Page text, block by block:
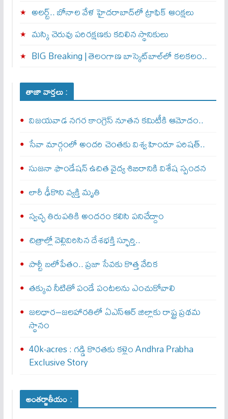
అలర్ట్‌.. బోనాల వేళ హైదరాబాద్‌లో ట్రాఫిక్‌ ఆంక్షలు
మస్కి చెరువు పరిరక్షణకు కదిలిన స్థానికులు
BIG Breaking | తెలంగాణ బాస్కెట్‌బాల్‌లో కలకలం..
తాజా వార్తలు :
విజయవాడ నగర కాంగ్రెస్ నూతన కమిటీకి ఆమోదం..
సేవా మార్గంలో అందరి చెంతకు విశ్వ హిందూ పరిషత్..
సుజనా ఫౌండేషన్ ఉచిత వైద్య శిబిరానికి విశేష స్పందన
లారీ ఢీకొని వ్యక్తి మృతి
స్వచ్ఛ తిరుపతికి అందరం కలిసి పనిచేద్దాం
చిత్రాల్లో వెల్లివిరిసిన దేశభక్తి స్ఫూర్తి..
పార్టీ బలోపేతం.. ప్రజా సేవకు కొత్త వేదిక
తక్కువ నీటితో పండే పంటలను ఎంచుకోవాలి
జలధార–జలహారతిలో ఏఎస్‌ఆర్‌ జిల్లాకు రాష్ట్ర ప్రథమ
స్థానం
40k-acres : గ‌డ్డి కొర‌త‌కు క‌ళ్లెం Andhra Prabha
Exclusive Story
అంతర్జాతీయం :